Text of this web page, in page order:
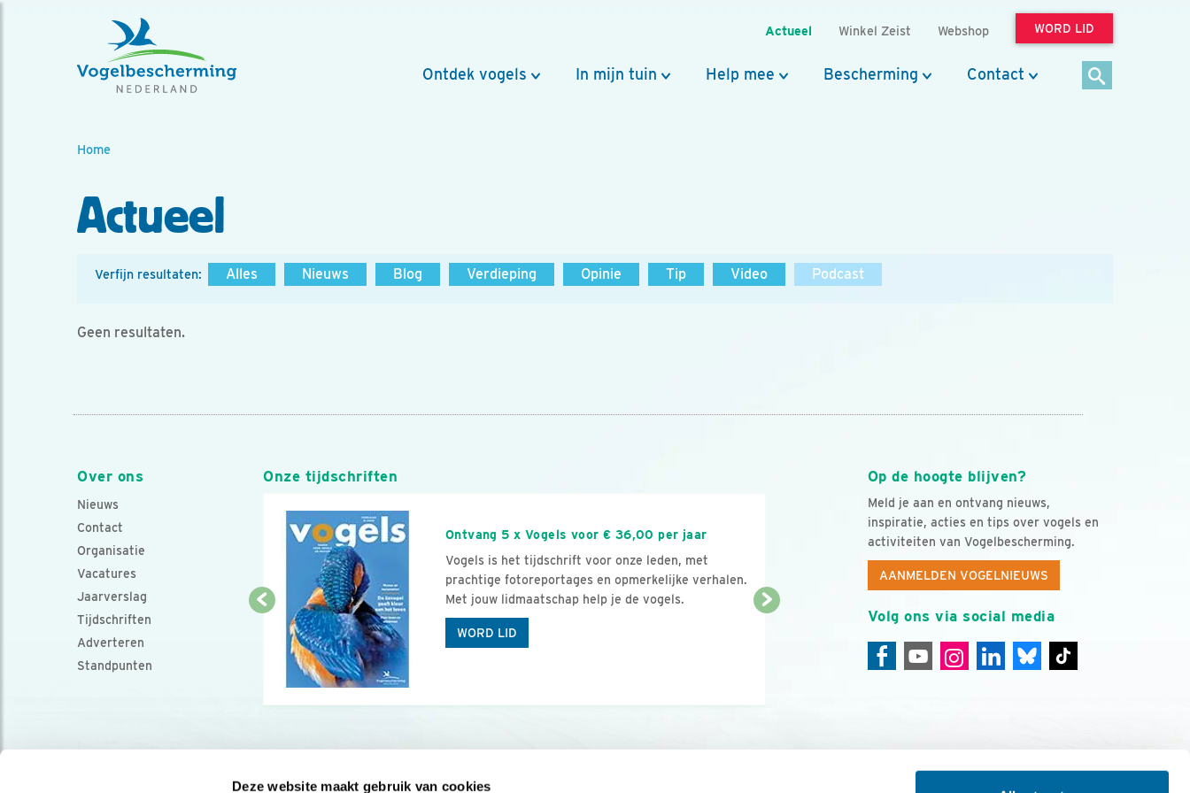
Deze website maakt gebruik van cookies
Actueel Winkel Zeist Webshop WORD LID
Ontdek vogels In mijn tuin Help mee Bescherming Contact
Home
Actueel
Verfijn resultaten: Alles Nieuws Blog Verdieping Opinie Tip Video Podcast
Geen resultaten.
Over ons
Nieuws
Contact
Organisatie
Vacatures
Jaarverslag
Tijdschriften
Adverteren
Standpunten
Op de hoogte blijven?
Meld je aan en ontvang nieuws,
inspiratie, acties en tips over vogels en
activiteiten van Vogelbescherming.
AANMELDEN VOGELNIEUWS
Volg ons via social media
Onze tijdschriften
Ontvang 5 x Vogels voor € 36,00 per jaar
Vogels is het tijdschrift voor onze leden, met
prachtige fotoreportages en opmerkelijke verhalen.
Met jouw lidmaatschap help je de vogels.
WORD LID